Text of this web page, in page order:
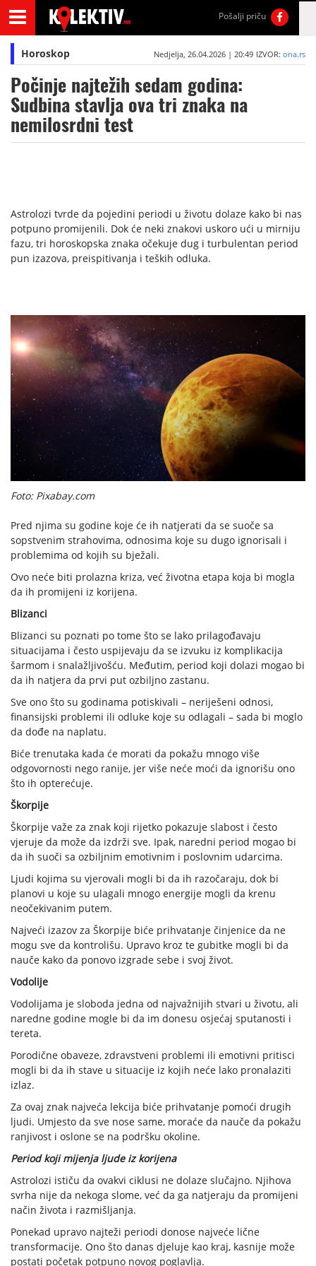
Pošalji priču
Horoskop Nedjelja, 26.04.2026 | 20:49 IZVOR: ona.rs
Počinje najtežih sedam godina:
Sudbina stavlja ova tri znaka na
nemilosrdni test
Astrolozi tvrde da pojedini periodi u životu dolaze kako bi nas
potpuno promijenili. Dok će neki znakovi uskoro ući u mirniju
fazu, tri horoskopska znaka očekuje dug i turbulentan period
pun izazova, preispitivanja i teških odluka.
Foto: Pixabay.com
Pred njima su godine koje će ih natjerati da se suoče sa
sopstvenim strahovima, odnosima koje su dugo ignorisali i
problemima od kojih su bježali.
Ovo neće biti prolazna kriza, već životna etapa koja bi mogla
da ih promijeni iz korijena.
Blizanci
Blizanci su poznati po tome što se lako prilagođavaju
situacijama i često uspijevaju da se izvuku iz komplikacija
šarmom i snalažljivošću. Međutim, period koji dolazi mogao bi
da ih natjera da prvi put ozbiljno zastanu.
Sve ono što su godinama potiskivali – neriješeni odnosi,
finansijski problemi ili odluke koje su odlagali – sada bi moglo
da dođe na naplatu.
Biće trenutaka kada će morati da pokažu mnogo više
odgovornosti nego ranije, jer više neće moći da ignorišu ono
što ih opterećuje.
Škorpije
Škorpije važe za znak koji rijetko pokazuje slabost i često
vjeruje da može da izdrži sve. Ipak, naredni period mogao bi
da ih suoči sa ozbiljnim emotivnim i poslovnim udarcima.
Ljudi kojima su vjerovali mogli bi da ih razočaraju, dok bi
planovi u koje su ulagali mnogo energije mogli da krenu
neočekivanim putem.
Najveći izazov za Škorpije biće prihvatanje činjenice da ne
mogu sve da kontrolišu. Upravo kroz te gubitke mogli bi da
nauče kako da ponovo izgrade sebe i svoj život.
Vodolije
Vodolijama je sloboda jedna od najvažnijih stvari u životu, ali
naredne godine mogle bi da im donesu osjećaj sputanosti i
tereta.
Porodične obaveze, zdravstveni problemi ili emotivni pritisci
mogli bi da ih stave u situacije iz kojih neće lako pronalaziti
izlaz.
Za ovaj znak najveća lekcija biće prihvatanje pomoći drugih
ljudi. Umjesto da sve nose same, moraće da nauče da pokažu
ranjivost i oslone se na podršku okoline.
Period koji mijenja ljude iz korijena
Astrolozi ističu da ovakvi ciklusi ne dolaze slučajno. Njihova
svrha nije da nekoga slome, već da ga natjeraju da promijeni
način života i razmišljanja.
Ponekad upravo najteži periodi donose najveće lične
transformacije. Ono što danas djeluje kao kraj, kasnije može
postati početak potpuno novog poglavlja.